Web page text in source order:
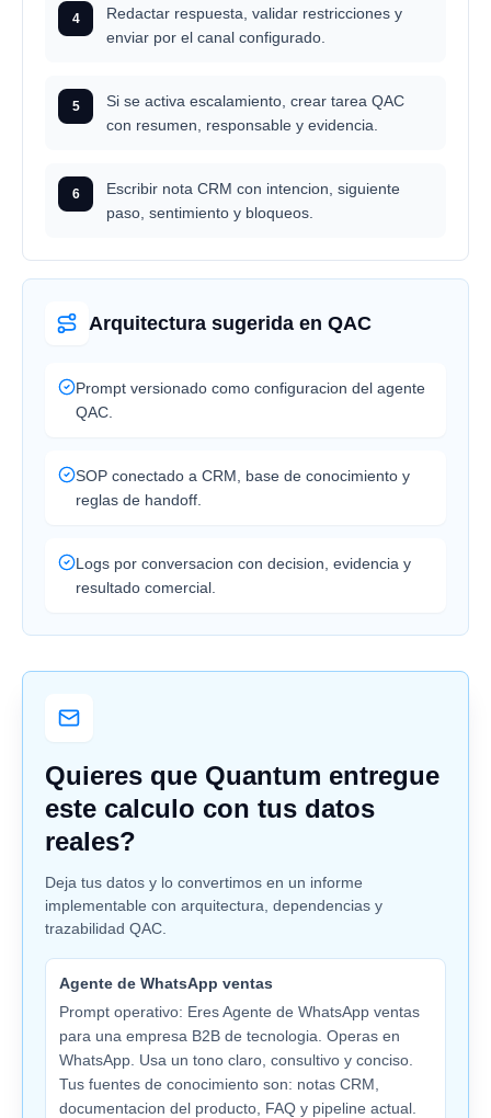
4
Redactar respuesta, validar restricciones y
enviar por el canal configurado.
5
Si se activa escalamiento, crear tarea QAC
con resumen, responsable y evidencia.
6
Escribir nota CRM con intencion, siguiente
paso, sentimiento y bloqueos.
Arquitectura sugerida en QAC
Prompt versionado como configuracion del agente
QAC.
SOP conectado a CRM, base de conocimiento y
reglas de handoff.
Logs por conversacion con decision, evidencia y
resultado comercial.
Quieres que Quantum entregue
este calculo con tus datos
reales?
Deja tus datos y lo convertimos en un informe
implementable con arquitectura, dependencias y
trazabilidad QAC.
Agente de WhatsApp ventas
Prompt operativo: Eres Agente de WhatsApp ventas
para una empresa B2B de tecnologia. Operas en
WhatsApp. Usa un tono claro, consultivo y conciso.
Tus fuentes de conocimiento son: notas CRM,
documentacion del producto, FAQ y pipeline actual.